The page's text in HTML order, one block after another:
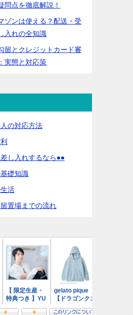
問点を徹底解説！
ゾンは使える？配送・受
入れの全知識
留とクレジットカード審
実態と対応策
の対応方法
し入れするなら●●
礎知識
活
置場までの流れ